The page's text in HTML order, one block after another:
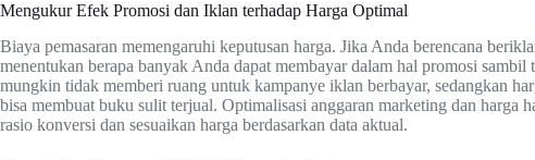
Mengukur Efek Promosi dan Iklan terhadap Harga Optimal
Biaya pemasaran memengaruhi keputusan harga. Jika Anda berencana
menentukan berapa banyak Anda dapat membayar dalam hal promosi
mungkin tidak memberi ruang untuk kampanye iklan berbayar, sedangkan
bisa membuat buku sulit terjual. Optimalisasi anggaran marketing dan
rasio konversi dan sesuaikan harga berdasarkan data aktual.